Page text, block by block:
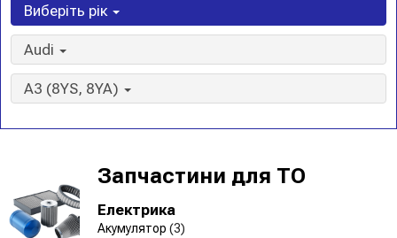
Виберіть рік
Audi
A3 (8YS, 8YA)
Запчастини для ТО
Електрика
Акумулятор (3)